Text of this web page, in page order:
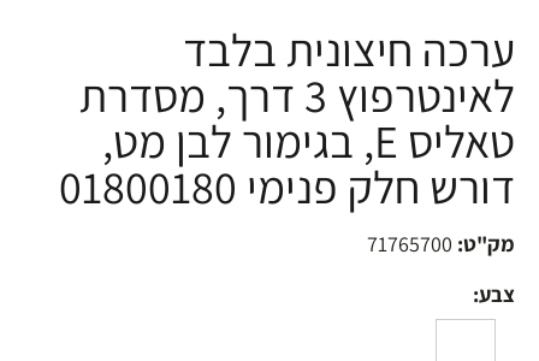
ערכה חיצונית בלבד
לאינטרפוץ 3 דרך, מסדרת
טאליס E, בגימור לבן מט,
דורש חלק פנימי 01800180
מק"ט: 71765700
צבע: